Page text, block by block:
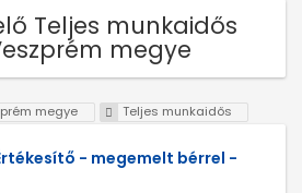
Teljes munkaidős
megye
megye Teljes munkaidős
- megemelt bérrel -